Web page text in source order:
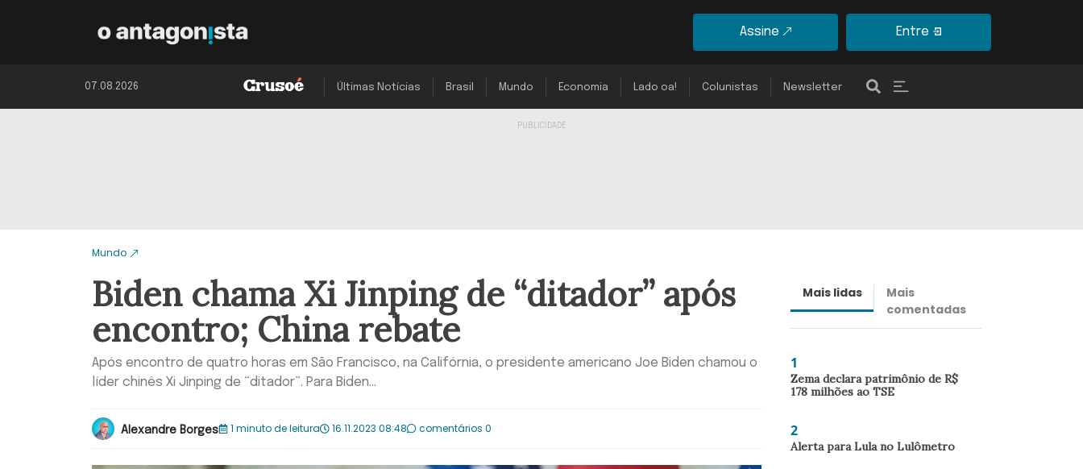
Assine Entre
07.08.2026 Últimas Notícias Brasil Mundo Economia Lado oa! Colunistas Newsletter
Mundo
Biden chama Xi Jinping de “ditador” após
encontro; China rebate
Após encontro de quatro horas em São Francisco, na Califórnia, o presidente americano Joe Biden chamou o
líder chinês Xi Jinping de “ditador”. Para Biden...
Alexandre Borges 1 minuto de leitura 16.11.2023 08:48 comentários 0
Mais lidas
Mais
comentadas
1
Zema declara patrimônio de R$
178 milhões ao TSE
2
Alerta para Lula no Lulômetro